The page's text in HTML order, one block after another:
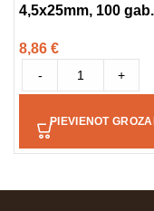
4,5x25mm, 100 gab.
8,86 €
- +
PIEVIENOT